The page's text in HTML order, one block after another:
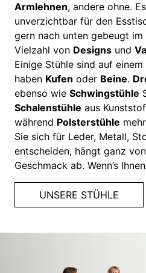
Armlehnen, andere ohne.
unverzichtbar für den
gern nach unten gebeugt im
Vielzahl von Designs und
Einige Stühle sind auf einem
haben Kufen oder Beine.
ebenso wie Schwingstühle
Schalenstühle aus
während Polsterstühle
Sie sich für Leder, Metall,
entscheiden, hängt ganz
Geschmack ab. Wenn’s
UNSERE STÜHLE